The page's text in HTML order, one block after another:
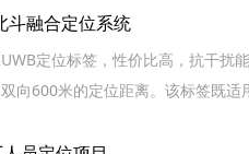
斗融合定位系统
定位标签，性价比高，抗干扰
向600米的定位距离。该标签既